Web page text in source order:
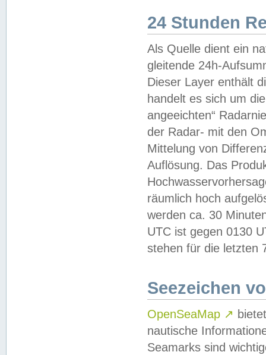
24 Stunden
Als Quelle dient ein
gleitende 24h-
Dieser Layer enthält
handelt es sich um
angeeichten“
der Radar- mit den
Mittelung von
Auflösung. Das
räumlich hoch
werden ca. 30
UTC ist gegen 0130
stehen für die letzten
Seezeichen
OpenSeaMap ↗
nautische
Seamarks sind